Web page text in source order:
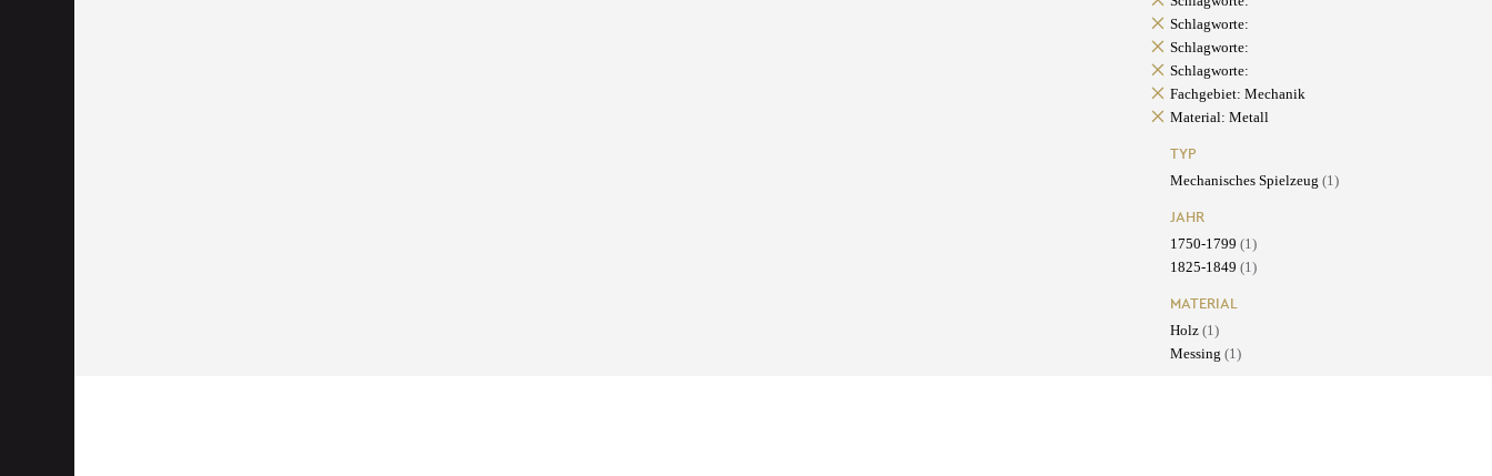
Schlagworte:
Schlagworte:
Schlagworte:
Fachgebiet: Mechanik
Material: Metall
TYP
Mechanisches Spielzeug (1)
JAHR
1750-1799 (1)
1825-1849 (1)
MATERIAL
Holz (1)
Messing (1)